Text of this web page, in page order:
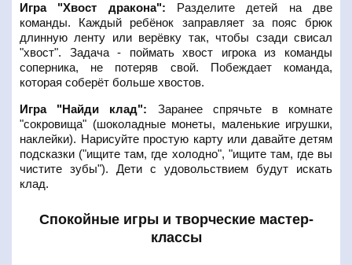
Игра "Хвост дракона": Разделите детей на две
команды. Каждый ребёнок заправляет за пояс брюк
длинную ленту или верёвку так, чтобы сзади свисал
"хвост". Задача - поймать хвост игрока из команды
соперника, не потеряв свой. Побеждает команда,
которая соберёт больше хвостов.
Игра "Найди клад": Заранее спрячьте в комнате
"сокровища" (шоколадные монеты, маленькие игрушки,
наклейки). Нарисуйте простую карту или давайте детям
подсказки ("ищите там, где холодно", "ищите там, где вы
чистите зубы"). Дети с удовольствием будут искать
клад.
Спокойные игры и творческие мастер-
классы